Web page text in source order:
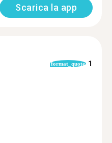
Scarica la app
format_quote 1